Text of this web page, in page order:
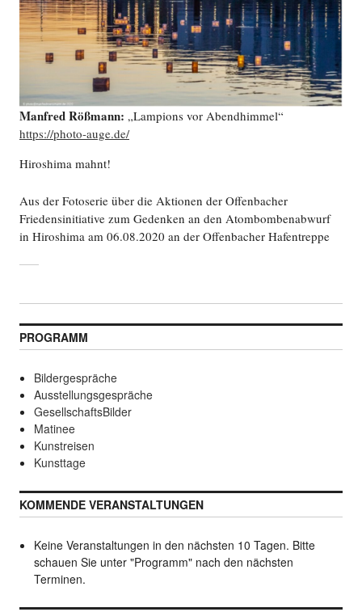
Manfred Rößmann: „Lampions vor Abendhimmel“
https://photo-auge.de/
Hiroshima mahnt!
Aus der Fotoserie über die Aktionen der Offenbacher
Friedensinitiative zum Gedenken an den Atombombenabwurf
in Hiroshima am 06.08.2020 an der Offenbacher Hafentreppe
PROGRAMM
Bildergespräche
Ausstellungsgespräche
GesellschaftsBilder
Matinee
Kunstreisen
Kunsttage
KOMMENDE VERANSTALTUNGEN
Keine Veranstaltungen in den nächsten 10 Tagen. Bitte
schauen Sie unter "Programm" nach den nächsten
Terminen.